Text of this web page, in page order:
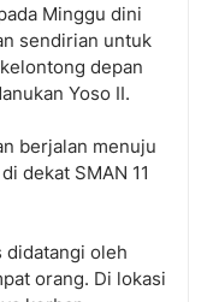
Minggu dini
sendirian untuk
depan
Yoso II.
berjalan menuju
dekat SMAN 11
didatangi oleh
orang. Di lokasi